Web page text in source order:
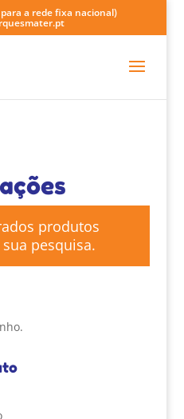
a rede fixa nacional)
produtos
pesquisa.